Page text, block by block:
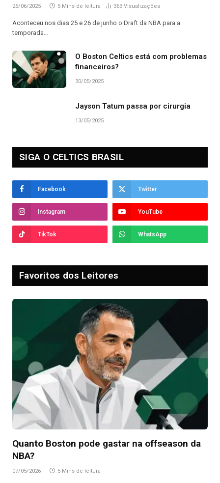
26/06/2025 5 Mins de leitura 363 Visualizações
Aconteceu nos dias 25 e 26 de junho o Draft da NBA para a
temporada…
O Boston Celtics está com problemas
financeiros?
30/05/2025
Jayson Tatum passa por cirurgia
13/05/2025
SIGA O CELTICS BRASIL
Facebook Twitter
Instagram YouTube
TikTok WhatsApp
Favoritos dos Leitores
Quanto Boston pode gastar na offseason da
NBA?
07/05/2026 5 Mins de leitura